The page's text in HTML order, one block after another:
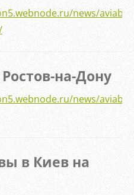
news/
на-Дону
news/
в Киев на